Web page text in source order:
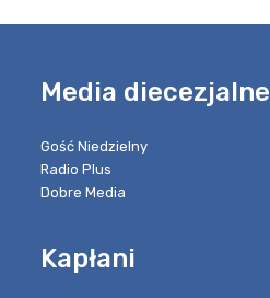
Media diecezjalne
Gość Niedzielny
Radio Plus
Dobre Media
Kapłani